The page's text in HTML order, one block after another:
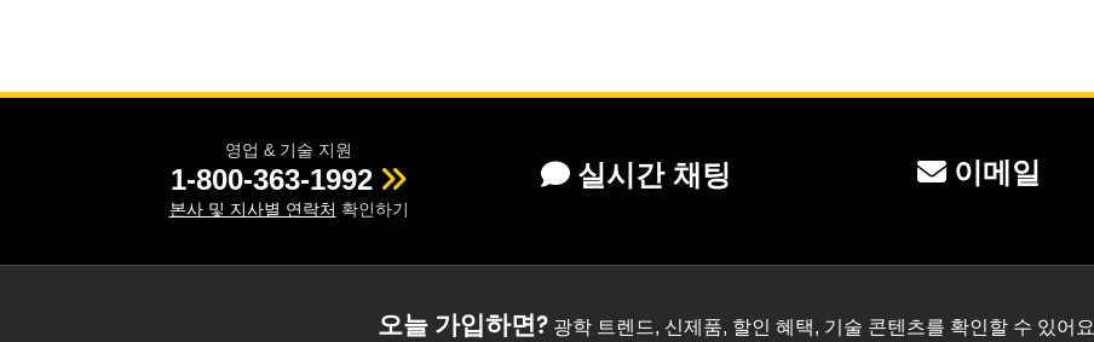
영업 & 기술 지원
1-800-363-1992
본사 및 지사별 연락처 확인하기
실시간 채팅 이메일
오늘 가입하면?광학 트렌드, 신제품, 할인 혜택, 기술 콘텐츠를 확인할 수 있어요